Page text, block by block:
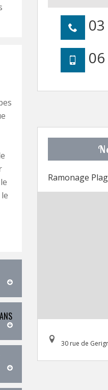
Ramonage
30 rue de